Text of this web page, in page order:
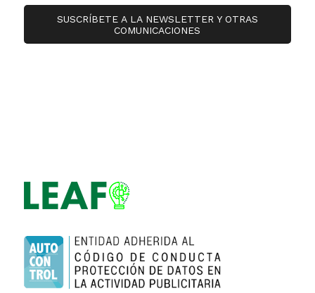
SUSCRÍBETE A LA NEWSLETTER Y OTRAS
COMUNICACIONES